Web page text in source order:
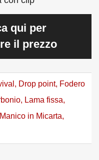
qui per
il prezzo
, Drop point, Fodero
, Lama fissa,
Manico in Micarta,